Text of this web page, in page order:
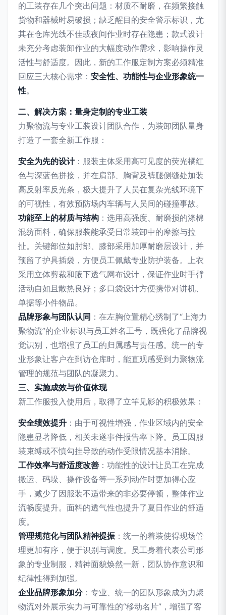
的工装存在几个突出问题：材质不耐磨，在频繁接触
货物和器械时易破损；缺乏醒目的安全警示标识，尤
其在仓库光线不佳或夜间作业时存在隐患；款式设计
未充分考虑装卸作业的大幅度动作需求，影响操作灵
活性与舒适度。因此，新的工作服定制方案必须精准
回应三大核心需求： 安全性、功能性与企业形象统一
性。
二、解决方案：量身定制的专业工装
力聚物流与专业工装设计团队合作，为装卸团队量身
打造了一套全新工作服：
安全为先的设计：服装主体采用高可见度的荧光橘红
色与深蓝色拼接，并在肩部、胸背及裤腿侧缝处加装
高反射率反光条，极大提升了人员在复杂光线环境下
的可视性，有效预防场内车辆与人员间的碰撞事故。
功能至上的材质与结构 ：选用高强度、耐磨损的涤棉
混纺面料，确保服装能承受日常装卸中的摩擦与拉
扯。关键部位如肘部、膝部采用加厚耐磨层设计，并
预留了护具插袋，方便员工佩戴专业防护装备。上衣
采用立体剪裁和腋下透气网布设计，保证作业时手臂
活动自如且散热良好；多口袋设计方便携带对讲机、
单据等小件物品。
品牌形象与团队认同 ：在左胸位置精心绣制了“上海力
聚物流”的企业标识与员工姓名工号，既强化了品牌视
觉识别，也增强了员工的归属感与责任感。统一的专
业形象让客户在到访仓库时，能直观感受到力聚物流
管理的规范与团队的凝聚力。
三、实施成效与价值体现
新工作服投入使用后，取得了立竿见影的积极效果：
安全绩效提升 ：由于可视性增强，作业区域内的安全
隐患显著降低，相关未遂事件报告率下降。员工因服
装束缚或不慎勾挂导致的动作受限情况基本消除。
工作效率与舒适度改善 ：功能性的设计让员工在完成
搬运、码垛、操作设备等一系列动作时更加得心应
手，减少了因服装不适带来的非必要停顿，整体作业
流畅度提升。面料的透气性也提升了夏日作业的舒适
度。
管理规范化与团队精神提振 ：统一的着装使得现场管
理更加有序，便于识别与调度。员工身着代表公司形
象的专业制服，精神面貌焕然一新，团队协作意识和
纪律性得到加强。
企业品牌形象加分：专业、统一的团队形象成为力聚
物流对外展示实力与可靠性的“移动名片”，增强了客